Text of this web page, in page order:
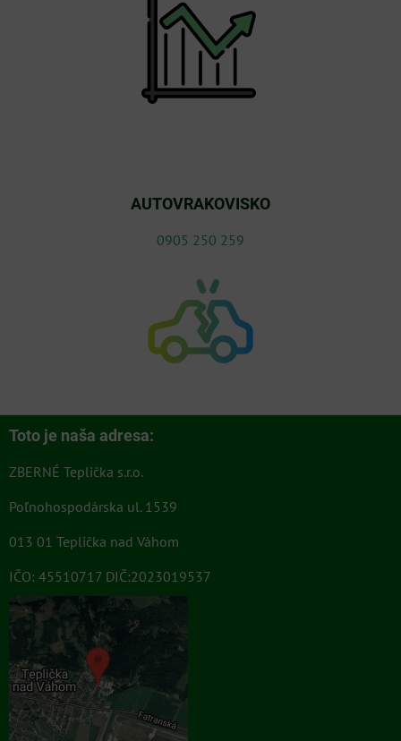
AUTOVRAKOVISKO
0905 250 259
Toto je naša adresa:
ZBERNÉ Teplička s.r.o.
Poľnohospodárska ul. 1539
013 01 Teplička nad Váhom
IČO: 45510717 DIČ:2023019537